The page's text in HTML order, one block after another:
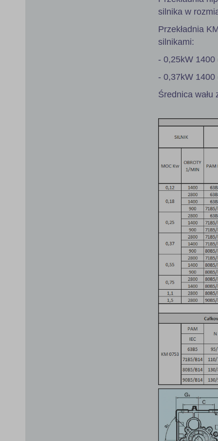
silnika w
Przekładnia
silnikami:
- 0,25kW 1400
- 0,37kW 1400
Średnica wału